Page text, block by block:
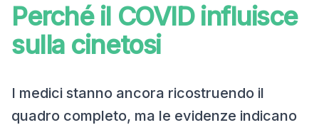
Perché il COVID influisce
sulla cinetosi
I medici stanno ancora ricostruendo il
quadro completo, ma le evidenze indicano